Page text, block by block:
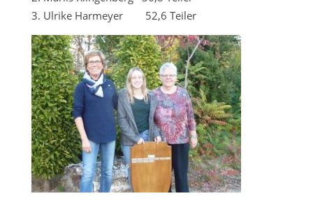
Ulrike Harmeyer 52,6 Teiler